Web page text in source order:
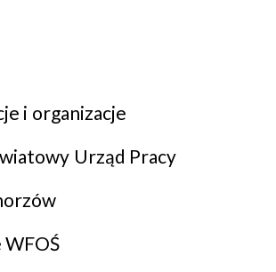
i organizacje
Urząd Pracy